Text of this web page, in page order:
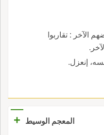
الآخر : تقاربوا
إنعزل.
المعجم الوسيط
+